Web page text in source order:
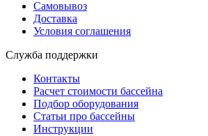
Самовывоз
Доставка
Условия соглашения
Служба поддержки
Контакты
Расчет стоимости бассейна
Подбор оборудования
Статьи про бассейны
Инструкции